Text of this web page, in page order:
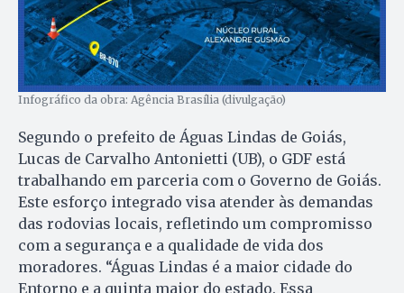
Infográfico da obra: Agência Brasília (divulgação)
Segundo o prefeito de Águas Lindas de Goiás,
Lucas de Carvalho Antonietti (UB), o GDF está
trabalhando em parceria com o Governo de Goiás.
Este esforço integrado visa atender às demandas
das rodovias locais, refletindo um compromisso
com a segurança e a qualidade de vida dos
moradores. “Águas Lindas é a maior cidade do
Entorno e a quinta maior do estado. Essa